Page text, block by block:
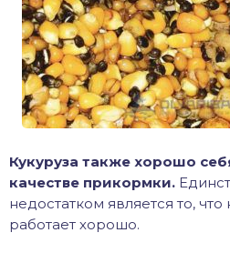
Кукуруза также хорошо
качестве прикормки.
недостатком является то,
работает хорошо.